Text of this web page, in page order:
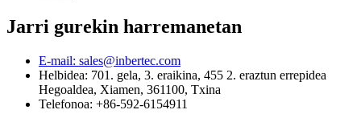
Jarri gurekin harremanetan
E-mail: sales@inbertec.com
Helbidea: 701. gela, 3. eraikina, 455 2. eraztun errepidea
Hegoaldea, Xiamen, 361100, Txina
Telefonoa: +86-592-6154911